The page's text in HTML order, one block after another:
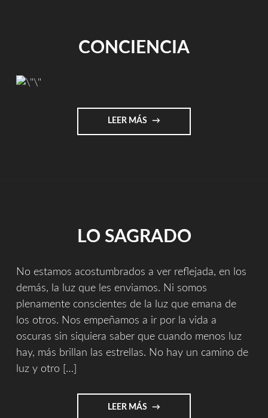
CONCIENCIA
LEER MÁS "CONCIENCIA"
LO SAGRADO
No estamos acostumbrados a ver reflejada, en los
demás, la luz que les enviamos. Ni somos
plenamente conscientes de la luz que emana de
los otros. Nos empeñamos a ir por la vida a
oscuras sin siquiera saber que cuando menos luz
hay, más brillan las estrellas. No hay un camino de
luz y otro […]
LEER MÁS "LO